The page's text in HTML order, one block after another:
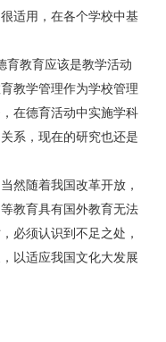
适用，在各个学校中基
教育应该是教学活动
教学管理作为学校管理
在德育活动中实施学科
系，现在的研究也还是
随着我国改革开放，
教育具有国外教育无法
必须认识到不足之处，
以适应我国文化大发展